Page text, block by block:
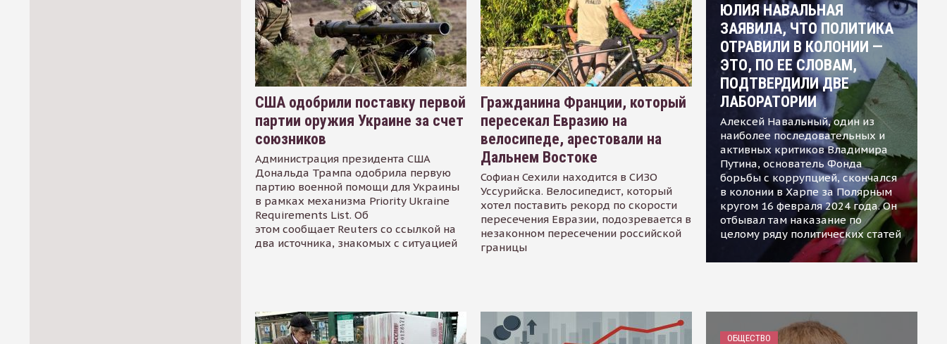
США одобрили поставку первой
партии оружия Украине за счет
союзников
Администрация президента США
Дональда Трампа одобрила первую
партию военной помощи для Украины
в рамках механизма Priority Ukraine
Requirements List. Об
этом сообщает Reuters со ссылкой на
два источника, знакомых с ситуацией
Гражданина Франции, который
пересекал Евразию на
велосипеде, арестовали на
Дальнем Востоке
Софиан Сехили находится в СИЗО
Уссурийска. Велосипедист, который
хотел поставить рекорд по скорости
пересечения Евразии, подозревается в
незаконном пересечении российской
границы
ЮЛИЯ НАВАЛЬНАЯ
ЗАЯВИЛА, ЧТО ПОЛИТИКА
ОТРАВИЛИ В КОЛОНИИ —
ЭТО, ПО ЕЕ СЛОВАМ,
ПОДТВЕРДИЛИ ДВЕ
ЛАБОРАТОРИИ
Алексей Навальный, один из
наиболее последовательных и
активных критиков Владимира
Путина, основатель Фонда
борьбы с коррупцией, скончался
в колонии в Харпе за Полярным
кругом 16 февраля 2024 года. Он
отбывал там наказание по
целому ряду политических статей
ОБЩЕСТВО